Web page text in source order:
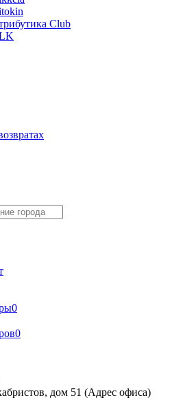
Club
0
0
дом 51 (Адрес офиса)